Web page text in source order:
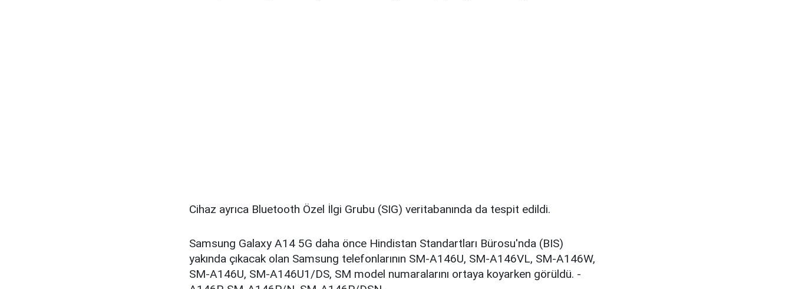
Cihaz ayrıca Bluetooth Özel İlgi Grubu (SIG) veritabanında da tespit edildi.
Samsung Galaxy A14 5G daha önce Hindistan Standartları Bürosu'nda (BIS)
yakında çıkacak olan Samsung telefonlarının SM-A146U, SM-A146VL, SM-A146W,
SM-A146U, SM-A146U1/DS, SM model numaralarını ortaya koyarken görüldü. -